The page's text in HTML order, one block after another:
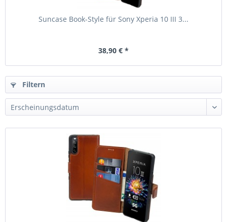
Suncase Book-Style für Sony Xperia 10 III 3...
38,90 € *
Filtern